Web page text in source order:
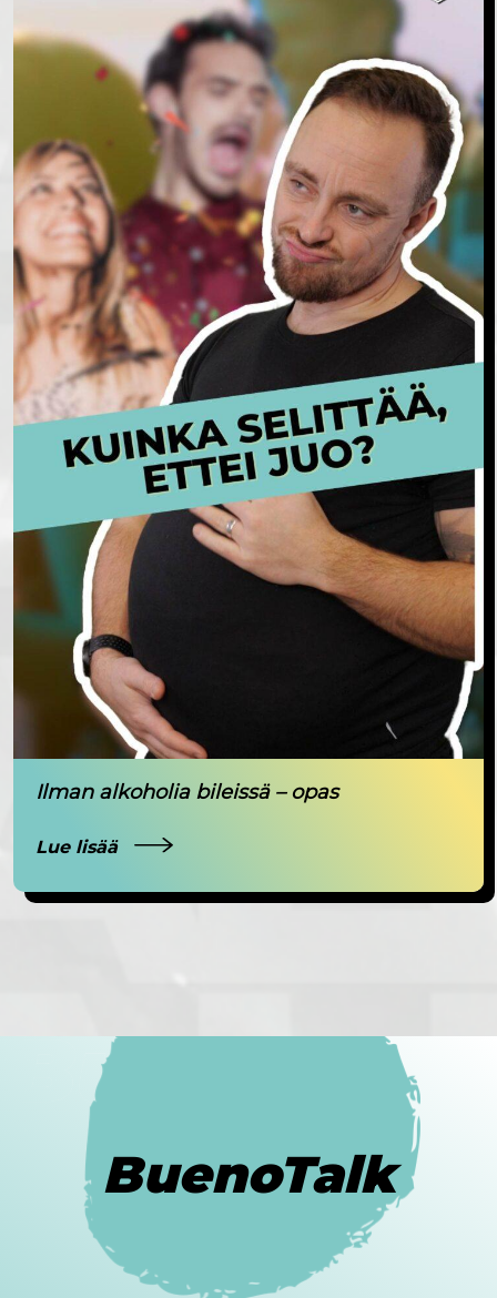
Ilman alkoholia bileissä – opas
Lue lisää
BuenoTalk